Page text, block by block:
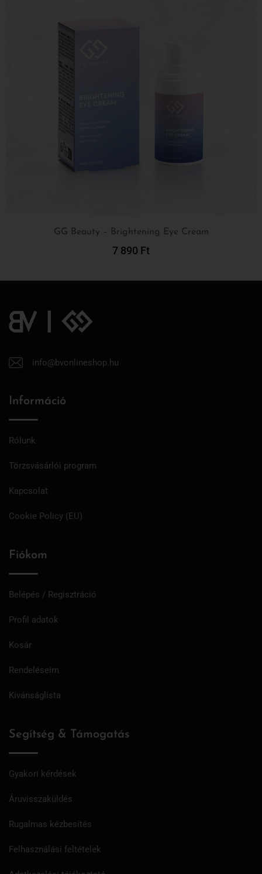
GG Beauty – Brightening Eye Cream
7 890 Ft
info@bvonlineshop.hu
Információ
Rólunk
Törzsvásárlói program
Kapcsolat
Cookie Policy (EU)
Fiókom
Belépés / Regisztráció
Profil adatok
Kosár
Rendeléseim
Kívánságlista
Segítség & Támogatás
Gyakori kérdések
Áruvisszaküldés
Rugalmas kézbesítés
Felhasználási feltételek